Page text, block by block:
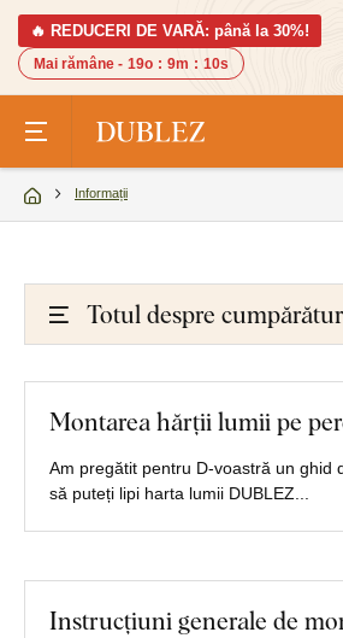
🔥 REDUCERI DE VARĂ: până la 30%!
Mai rămâne - 19o : 9m : 10s
Informații
Totul despre
Montarea hărții lumii pe
Am pregătit pentru D-voastră un ghid
să puteți lipi harta lumii DUBLEZ...
Instrucțiuni generale de